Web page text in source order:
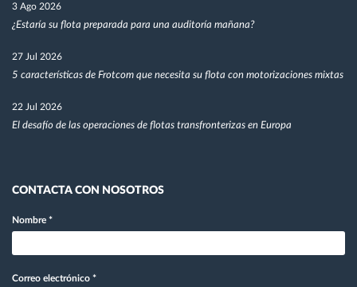
3 Ago 2026
¿Estaría su flota preparada para una auditoría mañana?
27 Jul 2026
5 características de Frotcom que necesita su flota con motorizaciones mixtas
22 Jul 2026
El desafío de las operaciones de flotas transfronterizas en Europa
CONTACTA CON NOSOTROS
Nombre *
Correo electrónico *